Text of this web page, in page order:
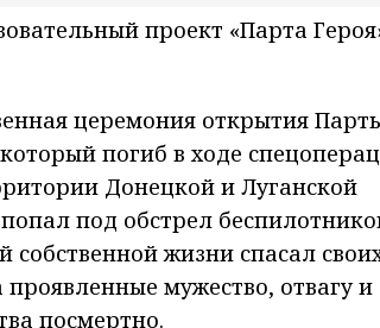
проект «Парта
церемония открытия
погиб в ходе
Донецкой и Луганской
под обстрел
жизни спасал
мужество, отвагу и
посмертно.